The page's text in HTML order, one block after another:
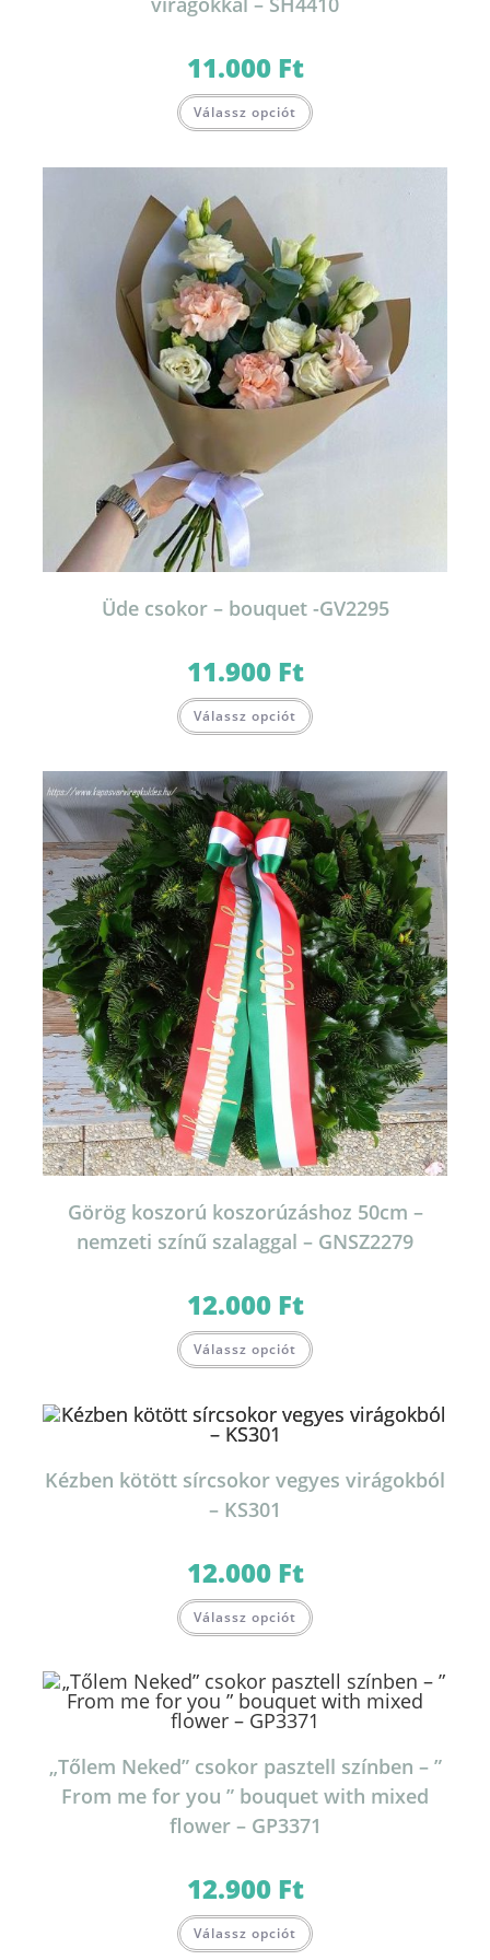
11.000 Ft
Válassz opciót
Üde csokor – bouquet -GV2295
11.900 Ft
Válassz opciót
Görög koszorú koszorúzáshoz 50cm –
nemzeti színű szalaggal – GNSZ2279
12.000 Ft
Válassz opciót
Kézben kötött sírcsokor vegyes virágokból
– KS301
12.000 Ft
Válassz opciót
„Tőlem Neked” csokor pasztell színben – ”
From me for you ” bouquet with mixed
flower – GP3371
12.900 Ft
Válassz opciót